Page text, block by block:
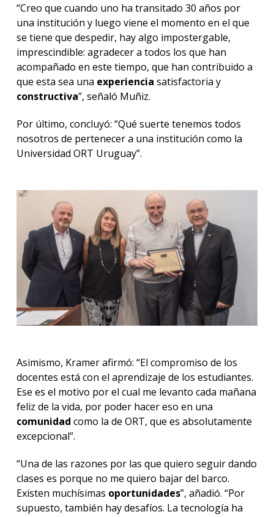
“Creo que cuando uno ha transitado 30 años por
una institución y luego viene el momento en el que
se tiene que despedir, hay algo impostergable,
imprescindible: agradecer a todos los que han
acompañado en este tiempo, que han contribuido a
que esta sea una experiencia satisfactoria y
constructiva”, señaló Muñiz.
Por último, concluyó: “Qué suerte tenemos todos
nosotros de pertenecer a una institución como la
Universidad ORT Uruguay”.
Asimismo, Kramer afirmó: “El compromiso de los
docentes está con el aprendizaje de los estudiantes.
Ese es el motivo por el cual me levanto cada mañana
feliz de la vida, por poder hacer eso en una
comunidad como la de ORT, que es absolutamente
excepcional”.
“Una de las razones por las que quiero seguir dando
clases es porque no me quiero bajar del barco.
Existen muchísimas oportunidades”, añadió. “Por
supuesto, también hay desafíos. La tecnología ha